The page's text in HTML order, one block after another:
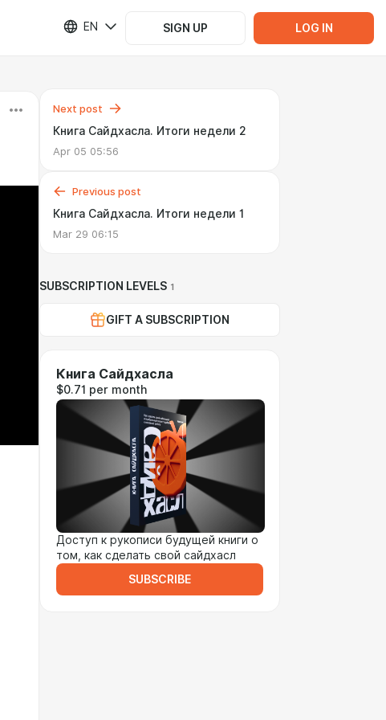
EN SIGN UP LOG IN
Next post
Книга Сайдхасла. Итоги недели 2
Apr 05 05:56
Previous post
Книга Сайдхасла. Итоги недели 1
Mar 29 06:15
SUBSCRIPTION LEVELS 1
GIFT A SUBSCRIPTION
Книга Сайдхасла
$0.71 per month
Доступ к рукописи будущей книги о
том, как сделать свой сайдхасл
SUBSCRIBE